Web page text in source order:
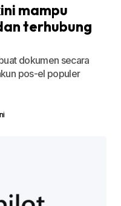
mampu
terhubung
dokumen secara
pos-el populer